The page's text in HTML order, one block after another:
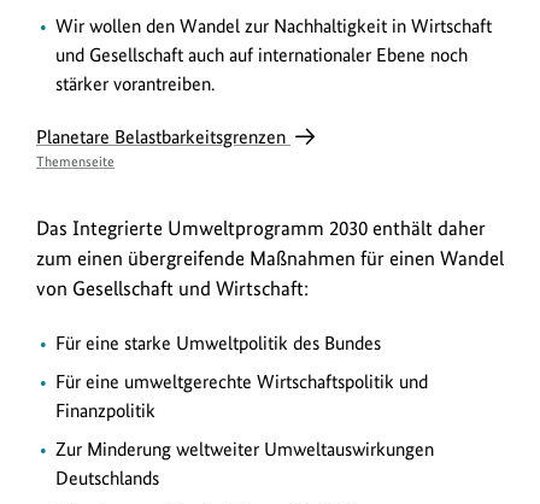
Wir wollen den Wandel zur Nachhaltigkeit in Wirtschaft
und Gesellschaft auch auf internationaler Ebene noch
stärker vorantreiben.
Link
Planetare Belastbarkeitsgrenzen
Themenseite
Das Integrierte Umweltprogramm 2030 enthält daher
zum einen übergreifende Maßnahmen für einen Wandel
von Gesellschaft und Wirtschaft:
Für eine starke Umweltpolitik des Bundes
Für eine umweltgerechte Wirtschaftspolitik und
Finanzpolitik
Zur Minderung weltweiter Umweltauswirkungen
Deutschlands